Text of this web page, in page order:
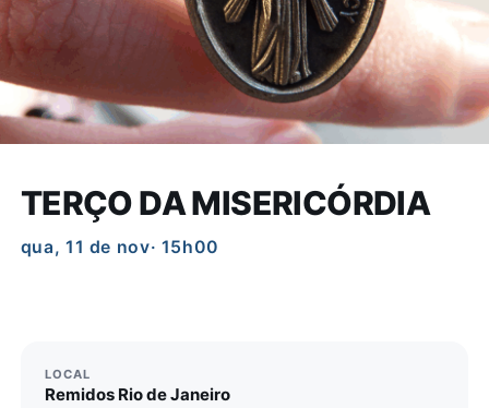
TERÇO DA MISERICÓRDIA
qua, 11 de nov· 15h00
LOCAL
Remidos Rio de Janeiro